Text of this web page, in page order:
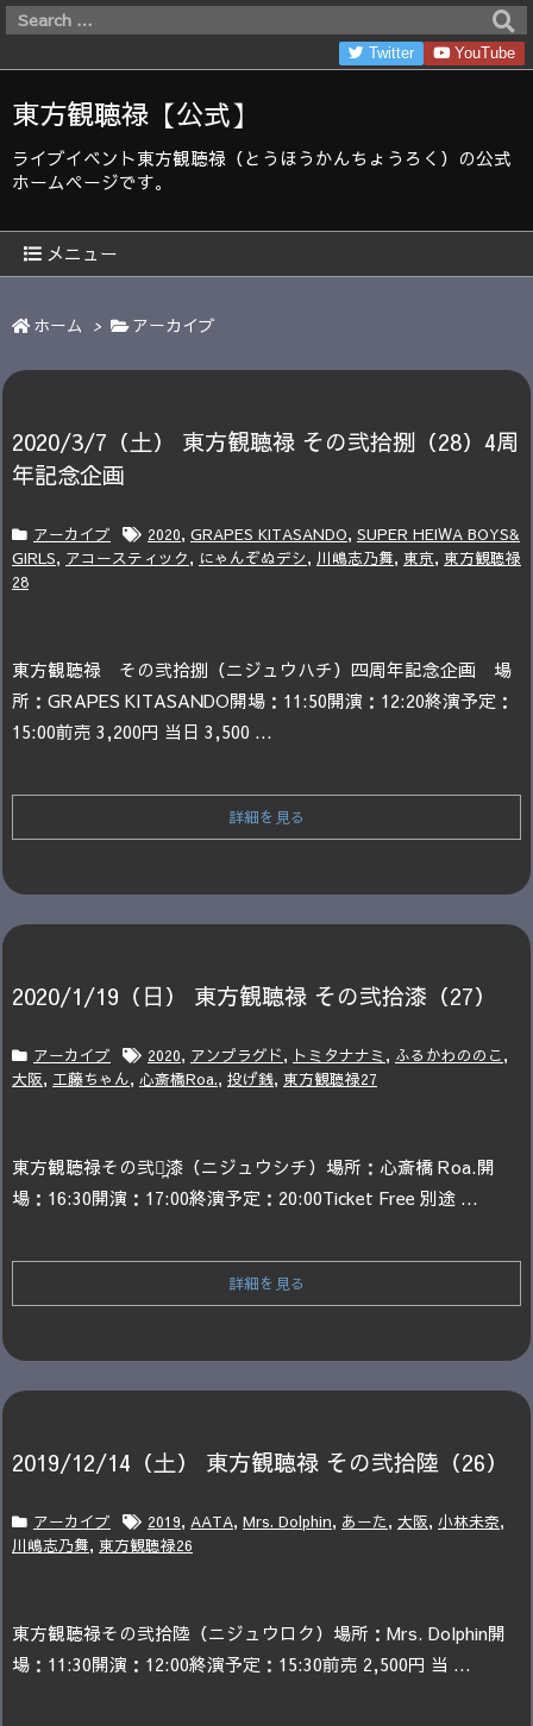
東方観聴禄【公式】
ライブイベント東方観聴禄（とうほうかんちょうろく）の公式
ホームページです。
メニュー
Twitter YouTube
ホーム > アーカイブ
2020/3/7（土） 東方観聴禄 その弐拾捌（28）4周
年記念企画
アーカイブ 2020, GRAPES KITASANDO, SUPER HEIWA BOYS&
GIRLS, アコースティック, にゃんぞぬデシ, 川嶋志乃舞, 東京, 東方観聴禄
28
東方観聴禄 その弐拾捌（ニジュウハチ）四周年記念企画 場
所：GRAPES KITASANDO開場：11:50開演：12:20終演予定：
15:00前売 3,200円 当日 3,500 ...
詳細を見る
2020/1/19（日） 東方観聴禄 その弐拾漆（27）
アーカイブ 2020, アンプラグド, トミタナナミ , ふるかわののこ,
大阪, 工藤ちゃん, 心斎橋Roa., 投げ銭, 東方観聴禄27
東方観聴禄その弐拾̪漆（ニジュウシチ） 場所：心斎橋 Roa.開
場：16:30開演：17:00終演予定：20:00Ticket Free 別途 ...
詳細を見る
2019/12/14（土） 東方観聴禄 その弐拾陸（26）
アーカイブ 2019, AATA, Mrs. Dolphin, あーた, 大阪, 小林未奈,
川嶋志乃舞, 東方観聴禄26
東方観聴禄その弐拾陸（ニジュウロク） 場所：Mrs. Dolphin開
場：11:30開演：12:00終演予定：15:30前売 2,500円 当 ...